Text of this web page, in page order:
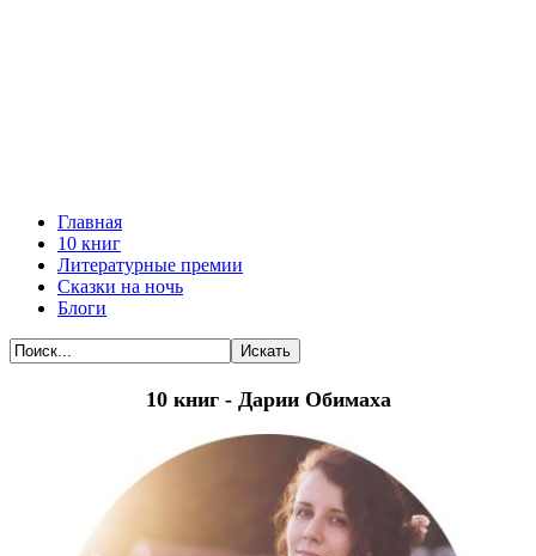
Главная
10 книг
Литературные премии
Сказки на ночь
Блоги
Искать
10 книг - Дарии Обимаха